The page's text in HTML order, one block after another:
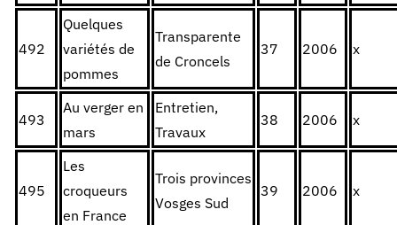
492
Quelques
variétés de
pommes
Transparente
de Croncels
37 2006 x
493
Au verger en
mars
Entretien,
Travaux
38 2006 x
495
Les
croqueurs
en France
Trois provinces
Vosges Sud
39 2006 x